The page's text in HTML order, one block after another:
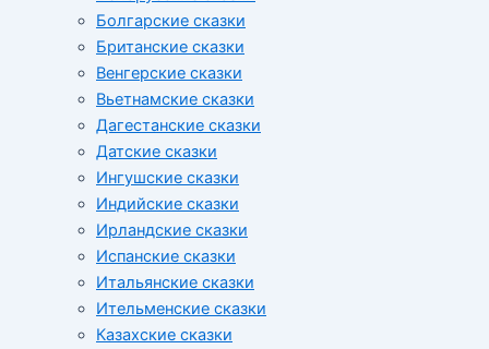
Болгарские сказки
Британские сказки
Венгерские сказки
Вьетнамские сказки
Дагестанские сказки
Датские сказки
Ингушские сказки
Индийские сказки
Ирландские сказки
Испанские сказки
Итальянские сказки
Ительменские сказки
Казахские сказки